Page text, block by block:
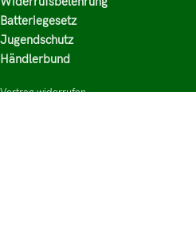
Batteriegesetz
Jugendschutz
Händlerbund
Vertrag widerrufen